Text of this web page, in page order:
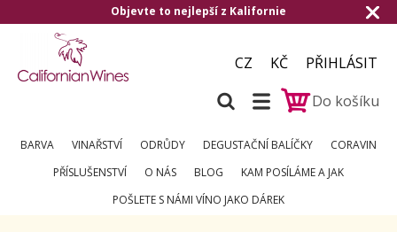
Objevte to nejlepší z Kalifornie
CZ KČ
PŘIHLÁSIT
Do košíku
BARVA VINAŘSTVÍ ODRŮDY DEGUSTAČNÍ BALÍČKY
CORAVIN
PŘÍSLUŠENSTVÍ
O NÁS BLOG
KAM POSÍLÁME A JAK
POŠLETE S NÁMI VÍNO JAKO DÁREK